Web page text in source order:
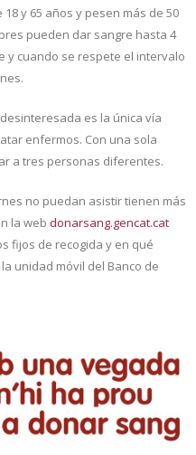
y 65 años y pesen más de 50
pueden dar sangre hasta 4
y cuando se respete el intervalo
es la única vía
enfermos. Con una sola
a tres personas diferentes.
no puedan asistir tienen más
la web donarsang.gencat.cat
fijos de recogida y en qué
unidad móvil del Banco de